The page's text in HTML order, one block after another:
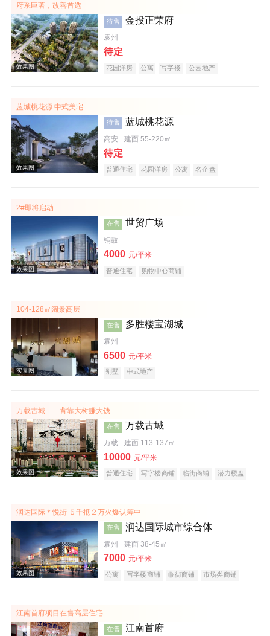
实景图
府系巨著，改善首选
效果图
待售 金投正荣府
袁州
待定
花园洋房 公寓 写字楼 公园地产
蓝城桃花源 中式美宅
效果图
待售 蓝城桃花源
高安 建面 55-220㎡
待定
普通住宅 花园洋房 公寓 名企盘
2#即将启动
在售 世贸广场
铜鼓
4000 元/平米
普通住宅 购物中心商铺
104-128㎡阔景高层
在售 多胜楼宝湖城
袁州
6500 元/平米
别墅 中式地产
万载古城——背靠大树赚大钱
在售 万载古城
万载 建面 113-137㎡
10000 元/平米
普通住宅 写字楼商铺 临街商铺 潜力楼盘
润达国际＊悦街 ５千抵２万火爆认筹中
在售 润达国际城市综合体
袁州 建面 38-45㎡
7000 元/平米
公寓 写字楼商铺 临街商铺
市场类商铺
江南首府项目在售高层住宅
在售 江南首府